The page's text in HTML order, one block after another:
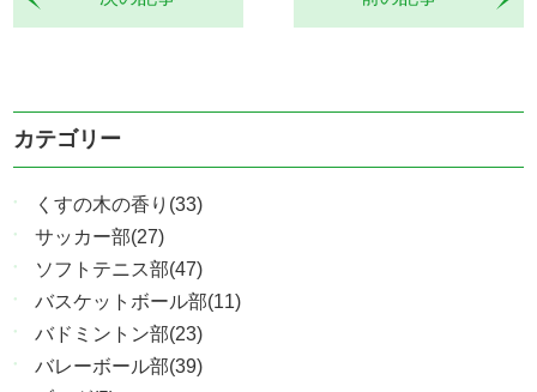
カテゴリー
くすの木の香り(33)
サッカー部(27)
ソフトテニス部(47)
バスケットボール部(11)
バドミントン部(23)
バレーボール部(39)